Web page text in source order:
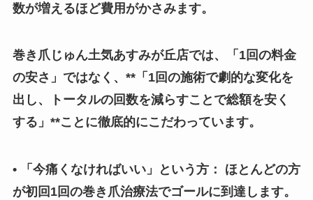
数が増えるほど費用がかさみます。
巻き爪じゅん土気あすみが丘店では、「1回の料金
の安さ」ではなく、**「1回の施術で劇的な変化を
出し、トータルの回数を減らすことで総額を安く
する」**ことに徹底的にこだわっています。
• 「今痛くなければいい」という方： ほとんどの方
が初回1回の巻き爪治療法でゴールに到達します。